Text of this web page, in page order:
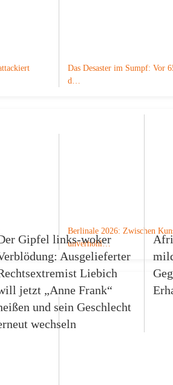
Das Desaster im Sumpf: Vor
d…
Berlinale 2026: Zwischen
unverhohl…
Gipfel links-woker
Ausgelieferter
Liebich
jetzt „Anne Frank“
und sein Geschlecht
wechseln